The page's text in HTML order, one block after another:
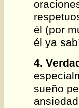
él (por
él ya
4.
sueño